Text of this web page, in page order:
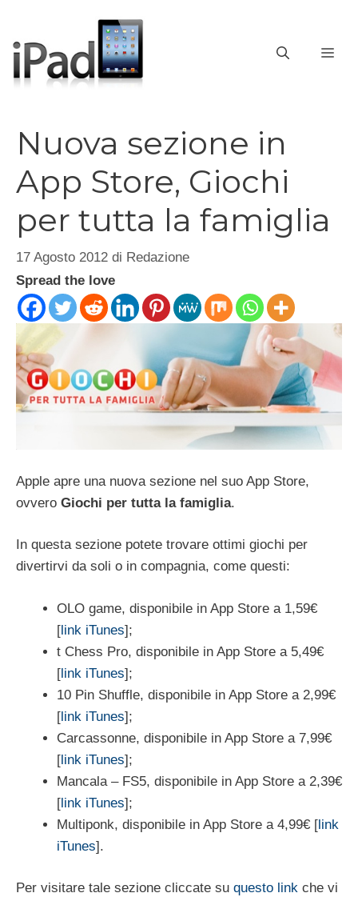
contenuto
Nuova sezione in
App Store, Giochi
per tutta la famiglia
17 Agosto 2012 di Redazione
Spread the love
Apple apre una nuova sezione nel suo App Store,
ovvero Giochi per tutta la famiglia.
In questa sezione potete trovare ottimi giochi per
divertirvi da soli o in compagnia, come questi:
OLO game, disponibile in App Store a 1,59€
[link iTunes];
t Chess Pro, disponibile in App Store a 5,49€
[link iTunes];
10 Pin Shuffle, disponibile in App Store a 2,99€
[link iTunes];
Carcassonne, disponibile in App Store a 7,99€
[link iTunes];
Mancala – FS5, disponibile in App Store a 2,39€
[link iTunes];
Multiponk, disponibile in App Store a 4,99€ [link
iTunes].
Per visitare tale sezione cliccate su questo link che vi